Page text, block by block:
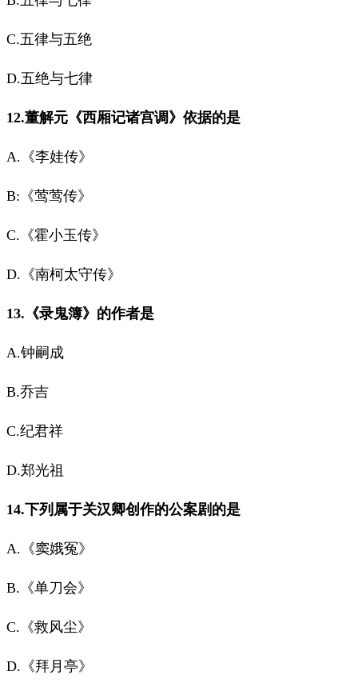
C.五律与五绝
D.五绝与七律
12.董解元《西厢记诸宫调》依据的是
A.《李娃传》
B:《莺莺传》
C.《霍小玉传》
D.《南柯太守传》
13.《录鬼簿》的作者是
A.钟嗣成
B.乔吉
C.纪君祥
D.郑光祖
14.下列属于关汉卿创作的公案剧的是
A.《窦娥冤》
B.《单刀会》
C.《救风尘》
D.《拜月亭》